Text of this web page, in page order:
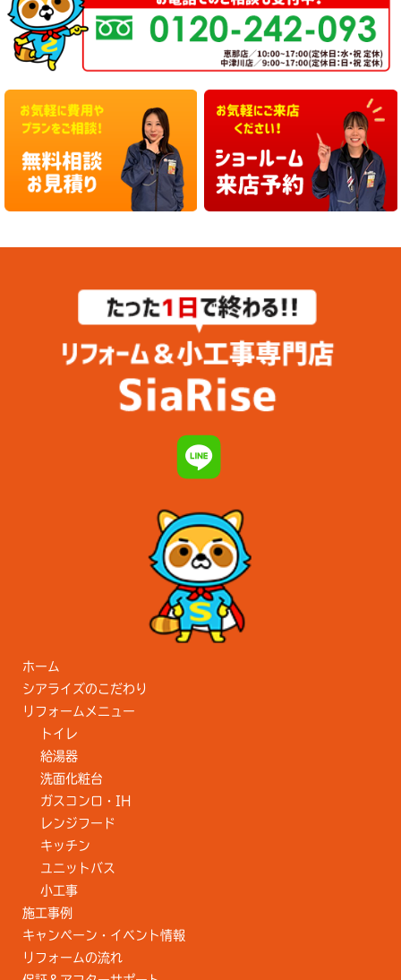
ホーム
シアライズのこだわり
リフォームメニュー
トイレ
給湯器
洗面化粧台
ガスコンロ・IH
レンジフード
キッチン
ユニットバス
小工事
施工事例
キャンペーン・イベント情報
リフォームの流れ